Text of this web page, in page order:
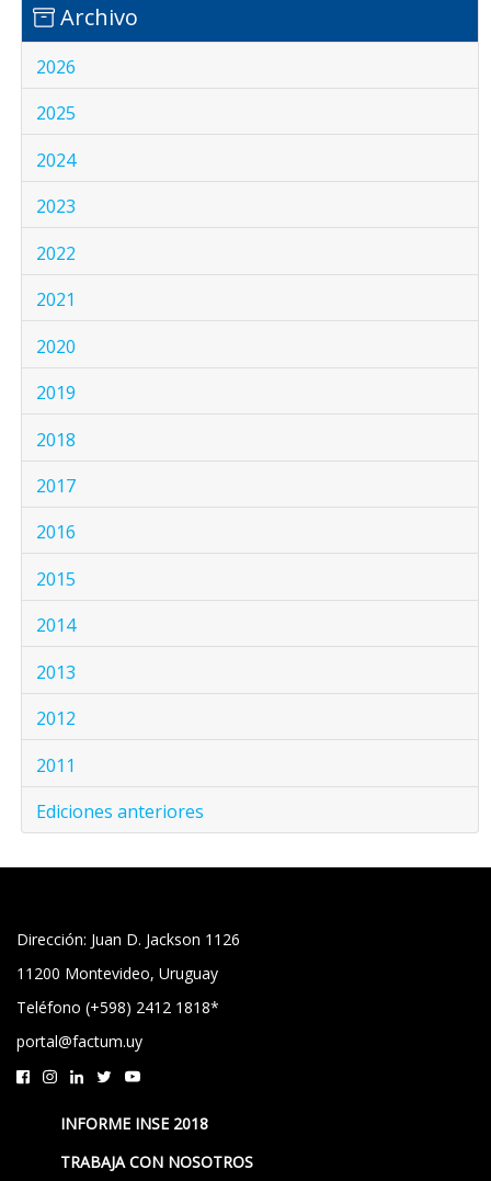
Archivo
2026
2025
2024
2023
2022
2021
2020
2019
2018
2017
2016
2015
2014
2013
2012
2011
Ediciones anteriores
Dirección: Juan D. Jackson 1126
11200 Montevideo, Uruguay
Teléfono (+598) 2412 1818*
portal@factum.uy
INFORME INSE 2018
TRABAJA CON NOSOTROS